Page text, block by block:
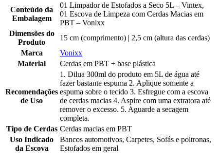
Conteúdo da
Embalagem
01 Limpador de Estofados a Seco 5L – Vintex,
01 Escova de Limpeza com Cerdas Macias em
PBT – Vonixx
Dimensões do
Produto
15 cm (comprimento) | 2,5 cm (altura das cerdas)
Marca
Vonixx
Material
Cerdas em PBT + base plástica
Recomendações
de Uso
1. Dilua 300ml do produto em 5L de água até
fazer bastante espuma 2. Aplique somente a
espuma sobre o tecido 3. Esfregue com a escova
de cerdas macias 4. Aspire com uma extratora até
remover o excesso. 5. Aguarde a secagem
completa.
Tipo de Cerdas Cerdas macias em PBT
Uso Indicado
da Escova
Bancos automotivos, Carpetes, Sofás e poltronas,
Estofados em geral